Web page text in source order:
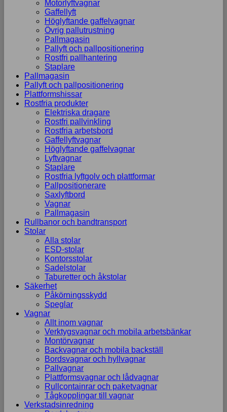
Motorlyftvagnar
Gaffellyft
Höglyftande gaffelvagnar
Övrig pallutrustning
Pallmagasin
Pallyft och pallpositionering
Rostfri pallhantering
Staplare
Pallmagasin
Pallyft och pallpositionering
Plattformshissar
Rostfria produkter
Elektriska dragare
Rostfri pallvinkling
Rostfria arbetsbord
Gaffellyftvagnar
Höglyftande gaffelvagnar
Lyftvagnar
Staplare
Rostfria lyftgolv och plattformar
Pallpositionerare
Saxlyftbord
Vagnar
Pallmagasin
Rullbanor och bandtransport
Stolar
Alla stolar
ESD-stolar
Kontorsstolar
Sadelstolar
Taburetter och åkstolar
Säkerhet
Påkörningsskydd
Speglar
Vagnar
Allt inom vagnar
Verktygsvagnar och mobila arbetsbänkar
Montörvagnar
Backvagnar och mobila backställ
Bordsvagnar och hyllvagnar
Pallvagnar
Plattformsvagnar och lådvagnar
Rullcontainrar och paketvagnar
Tågkopplingar till vagnar
Verkstadsinredning